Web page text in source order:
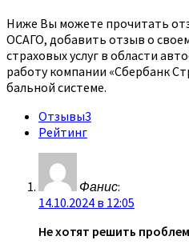
Ниже Вы можете прочитать
ОСАГО, добавить отзыв о
страховых услуг в области
работу компании «Сбербанк
бальной системе.
Отзывы3
Рейтинг
Фанис:
14.10.2024 в 12:05
Не хотят решить